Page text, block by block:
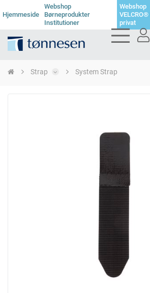
Hjemmeside
Webshop
Børneprodukter
Institutioner
Webshop
privat
light
Strap System Strap